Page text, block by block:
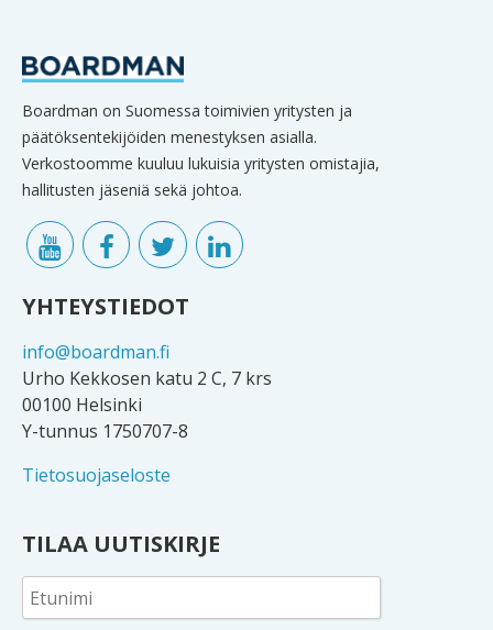
Boardman on Suomessa toimivien yritysten ja
päätöksentekijöiden menestyksen asialla.
Verkostoomme kuuluu lukuisia yritysten omistajia,
hallitusten jäseniä sekä johtoa.
YHTEYSTIEDOT
info@boardman.fi
Urho Kekkosen katu 2 C, 7 krs
00100 Helsinki
Y-tunnus 1750707-8
Tietosuojaseloste
TILAA UUTISKIRJE